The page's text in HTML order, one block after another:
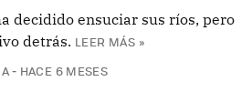
decidido ensuciar sus ríos, pero
detrás. LEER MÁS »
HACE 6 MESES